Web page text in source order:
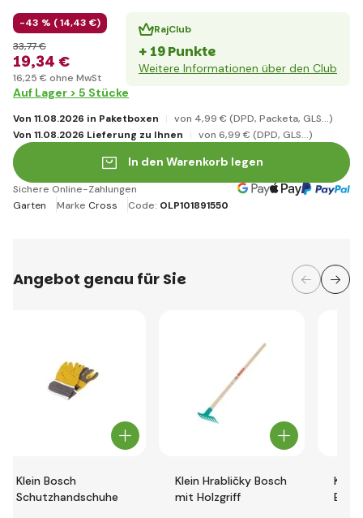
-43 % (14,43 €)
19,34 €
33,77 €
16,25 € ohne MwSt
RajClub
+ 19 Punkte
Weitere Informationen über den Club
Auf Lager > 5 Stücke
Von 11.08.2026 in Paketboxen von 4,99 € (DPD, Packeta, GLS...)
Von 11.08.2026 Lieferung zu Ihnen
von 6,99 € (DPD, GLS...)
In den Warenkorb legen
Sichere Online-Zahlungen
Garten
Marke Cross Code: OLP101891550
Angebot genau für Sie
Klein Bosch
Schutzhandschuhe
Klein Hrabličky Bosch
mit Holzgriff
Klein